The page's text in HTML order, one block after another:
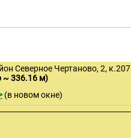
Северное Чертаново, 2, к.207
~ 336.16 м)
(в новом окне)